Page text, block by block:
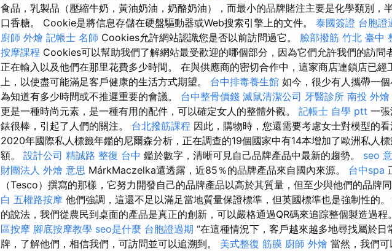
食品，乳製品（壓縮牛奶，黃油奶油，奶酪奶油），而最小的品牌賭注主要是化學類別，
口香糖。 Cookie是將信息存儲在硬盤驅動器或Web搜索引擎上的文件。 泰國簽證 台胞證
廚師 外燴 記帳士 名師 Cookies允許網站認識您是否以前訪問過它。 臉部撥筋 竹北 臺中
按摩課程 Cookies可以幫助我們了解網站最受歡迎的哪個部分，因為它們允許我們的訪問
正在輸入以及他們在那里花費多少時間。 在與供應商的密切合作中，這家商店連鎖店已經
上，以使盡可能滿足客戶健康的生活方式期望。 台中排毒養生館 如今，很少有人攜帶一
為知道有多少時間或不推遲重要的會議。 台中整骨價錢 滅鼠清潔公司 牙醫診所 南投 外燴
更是一種時尚元素，是一種有用的配件，可以確定女人的整體外觀。 記帳士 自學 ptt 一
錶很棒，引起了人們的關注。 台北撥筋課程 因此，購物時，您還需要考慮女士對模型的
2020年國際私人標籤年鑑的尼爾森分析，正在調查的19個國家中有14本增加了歐洲私人
額。 設計公司 精誠路 整復 台中 鑑於數字，清晰可見自己品牌產品中最新的趨勢。 seo
財團法人 外燴 意思 MárkMaczelka還透露，近85％的品牌產品來自國內來源。 台中spa
（Tesco）撰寫的那樣，它努力開發自己的品牌產品以高於其質量，但至少與他們的品牌
白 五權路按摩 他們強調，這還不足以滿足當地質量保證標準，但英國標準也是強制性的
的說法，我們從農民到桌面的產品是真正的創新，可以嚴格通過QR碼來追踪整個製造過程
區按摩 腳底按摩教學 seo是什麼 台胞證過期 “在這種情況下，客戶越來越多地尋找屬於日
牌，了解他們，相信我們，可訪問並可以追溯到。 美式整復 筋膜 廚師 外燴 當然，我們可